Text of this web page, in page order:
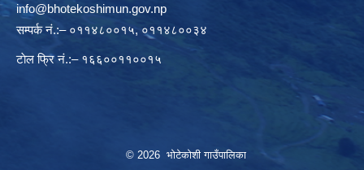
info@bhotekoshimun.gov.np
सम्पर्क नं.:– ०११४८००१५, ०११४८००३४
टाेल फ्रि नं.:– १६६००११००१५
© 2026 भोटेकोशी गाउँपालिका